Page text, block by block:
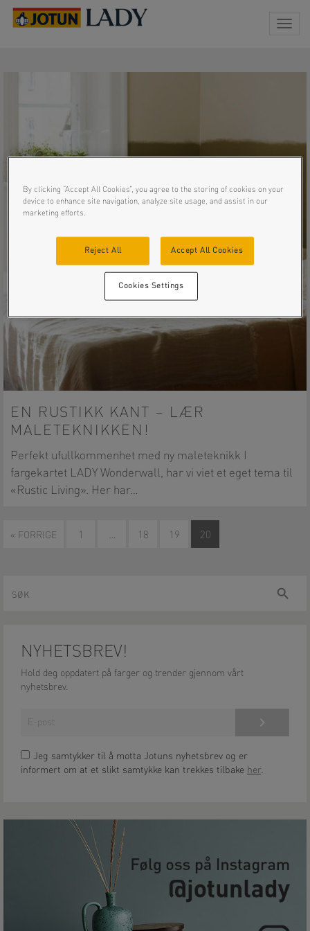
EN RUSTIKK KANT – LÆR
MALETEKNIKKEN!
Perfekt ufullkommenhet med ny maleteknikk I
fargekartet LADY Wonderwall, har vi viet et eget tema til
«Rustic Living». Her har…
« FORRIGE 1 … 18 19 20
Søk
NYHETSBREV!
Hold deg oppdatert på farger og trender gjennom vårt
nyhetsbrev.
Jeg samtykker til å motta Jotuns nyhetsbrev og er
informert om at et slikt samtykke kan trekkes tilbake her.
By clicking “Accept All Cookies”, you agree to the storing of cookies on your
device to enhance site navigation, analyze site usage, and assist in our
marketing efforts.
Reject All Accept All Cookies
Cookies Settings